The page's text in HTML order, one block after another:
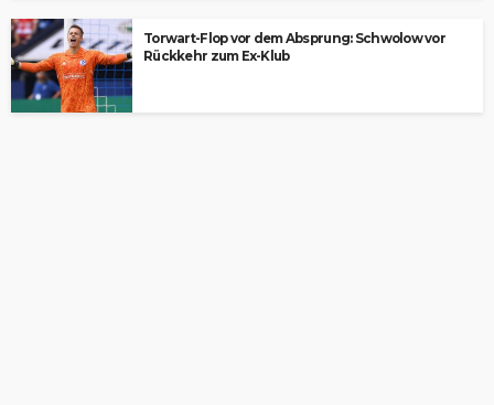
Torwart-Flop vor dem Absprung: Schwolow vor
Rückkehr zum Ex-Klub